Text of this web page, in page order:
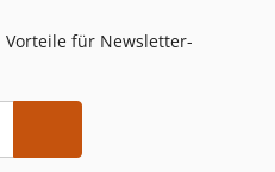
Vorteile für Newsletter-